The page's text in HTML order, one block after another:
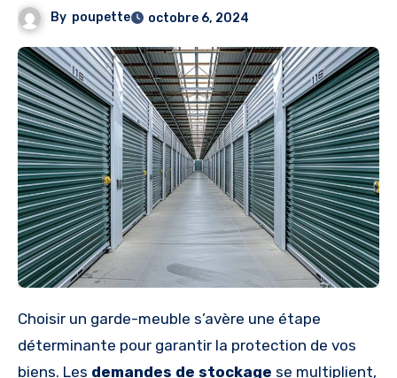
By poupette octobre 6, 2024
Choisir un garde-meuble s’avère une étape
déterminante pour garantir la protection de vos
biens. Les demandes de stockage se multiplient,